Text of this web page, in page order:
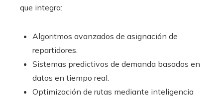
que integra:
Algoritmos avanzados de asignación de
repartidores.
Sistemas predictivos de demanda basados en
datos en tiempo real.
Optimización de rutas mediante inteligencia